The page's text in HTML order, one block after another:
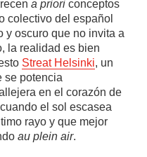
a prioriconceptos
colectivo del español
y oscuro que no invita a
la realidad es bien
Streat Helsinki, un
se potencia
en el corazón de
el sol escasea
rayo y que mejor
au plein air.